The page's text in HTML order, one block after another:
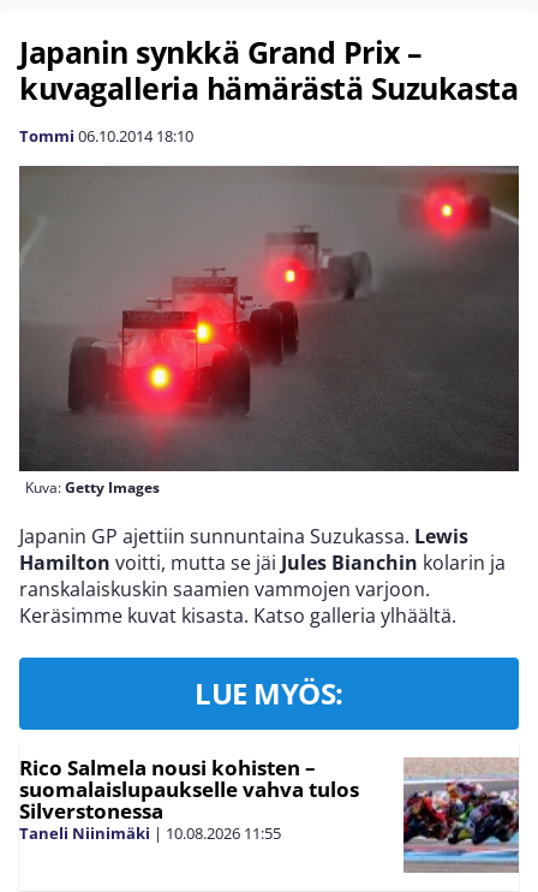
Japanin synkkä Grand Prix –
kuvagalleria hämärästä Suzukasta
Tommi 06.10.2014 18:10
Kuva:Getty Images
Japanin GP ajettiin sunnuntaina Suzukassa. Lewis
Hamilton voitti, mutta se jäi Jules Bianchin kolarin ja
ranskalaiskuskin saamien vammojen varjoon.
Keräsimme kuvat kisasta. Katso galleria ylhäältä.
LUE MYÖS:
Rico Salmela nousi kohisten –
suomalaislupaukselle vahva tulos
Silverstonessa
Taneli Niinimäki | 10.08.2026 11:55